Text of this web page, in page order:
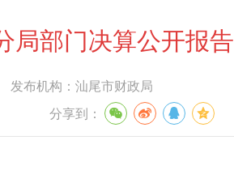
局部门决算公开报告
发布机构： 汕尾市财政局
分享到：